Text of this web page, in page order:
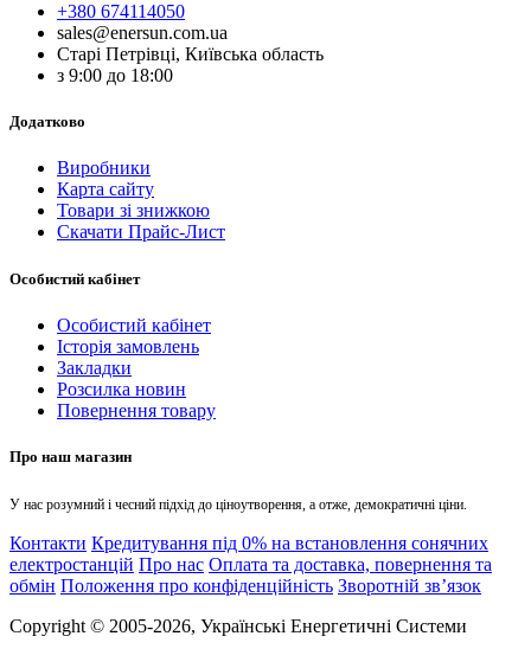
+380 674114050
sales@enersun.com.ua
Старі Петрівці, Київська область
з 9:00 до 18:00
Додатково
Виробники
Карта сайту
Товари зі знижкою
Скачати Прайс-Лист
Особистий кабінет
Особистий кабінет
Історія замовлень
Закладки
Розсилка новин
Повернення товару
Про наш магазин
У нас розумний і чесний підхід до ціноутворення, а отже, демократичні ціни.
Контакти Кредитування під 0% на встановлення сонячних
електростанцій Про нас Оплата та доставка, повернення та
обмін Положення про конфіденційність Зворотній зв’язок
Copyright © 2005-2026, Українські Енергетичні Системи